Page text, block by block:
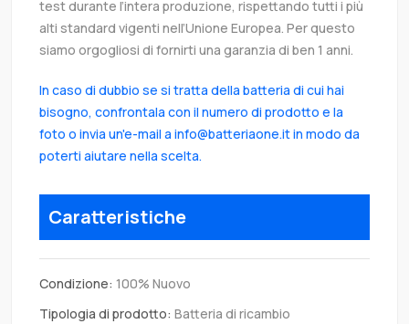
test durante l’intera produzione, rispettando tutti i più
alti standard vigenti nell’Unione Europea. Per questo
siamo orgogliosi di fornirti una garanzia di ben 1 anni.
In caso di dubbio se si tratta della batteria di cui hai
bisogno, confrontala con il numero di prodotto e la
foto o invia un'e-mail a info@batteriaone.it in modo da
poterti aiutare nella scelta.
Caratteristiche
Condizione: 100% Nuovo
Tipologia di prodotto: Batteria di ricambio